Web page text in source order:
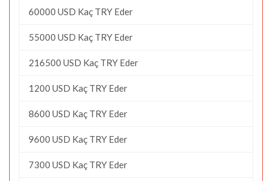
60000 USD Kaç TRY Eder
55000 USD Kaç TRY Eder
216500 USD Kaç TRY Eder
1200 USD Kaç TRY Eder
8600 USD Kaç TRY Eder
9600 USD Kaç TRY Eder
7300 USD Kaç TRY Eder